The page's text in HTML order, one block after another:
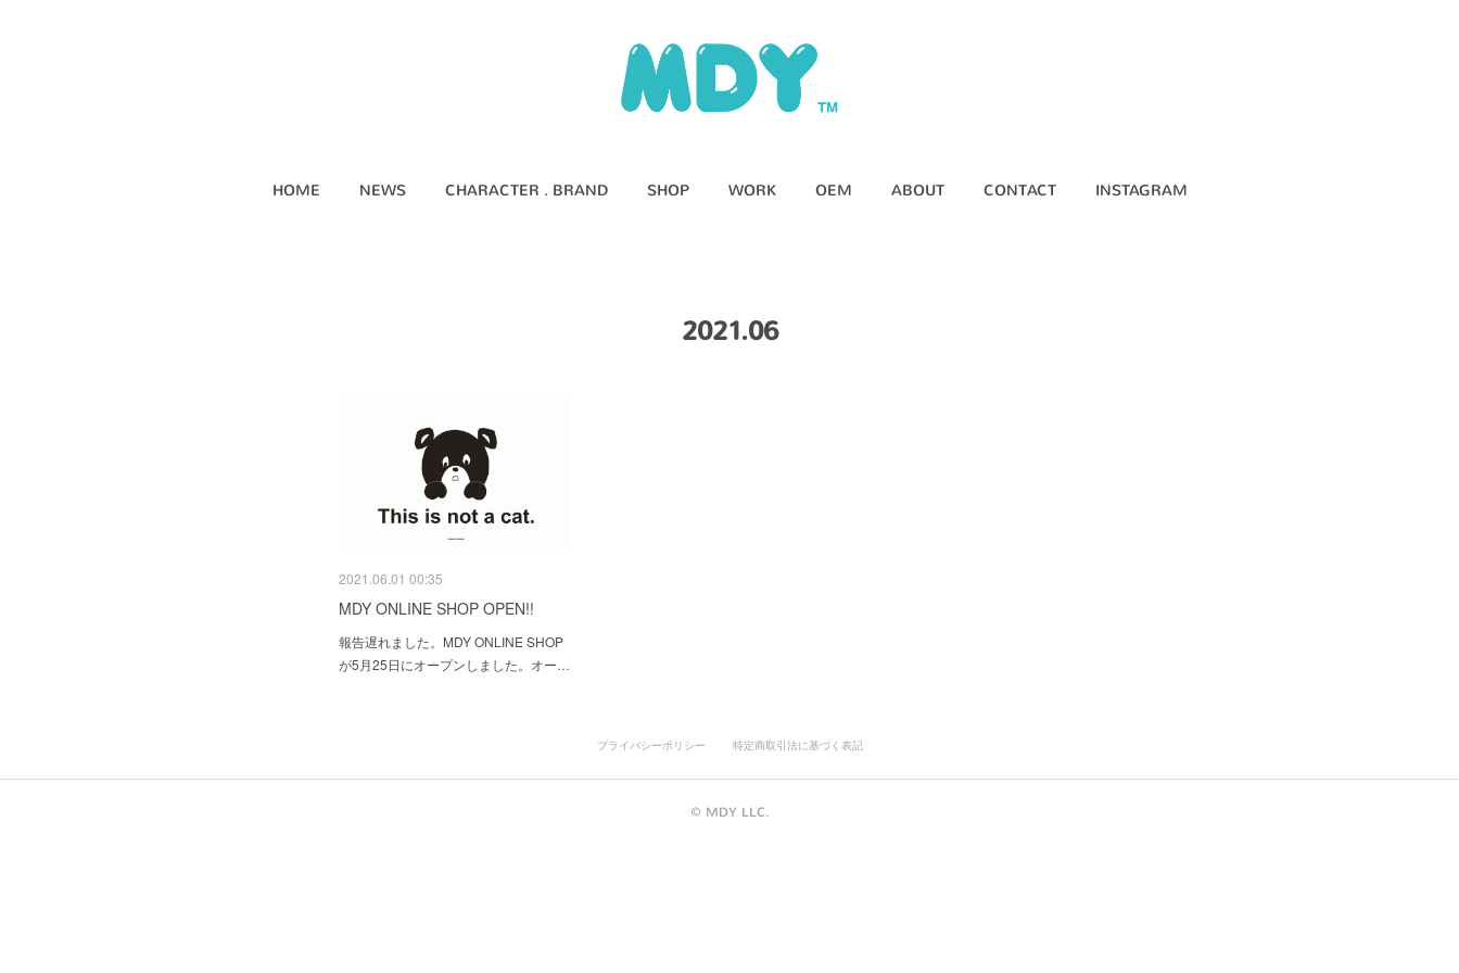
HOME NEWS CHARACTER . BRAND SHOP WORK OEM ABOUT CONTACT INSTAGRAM
2021.06
2021.06.01 00:35
MDY ONLINE SHOP OPEN!!
報告遅れました。MDY ONLINE SHOP
が5月25日にオープンしました。オー…
プライバシーポリシー 特定商取引法に基づく表記
©︎ MDY LLC.